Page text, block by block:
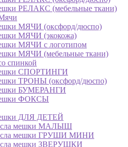
РЕЛАКС (мебельные ткани)
МЯЧИ (оксфорд/дюспо)
МЯЧИ (экокожа)
МЯЧИ с логотипом
МЯЧИ (мебельные ткани)
спинкой
СПОРТИНГИ
ТРОНЫ (оксфорд/дюспо)
БУМЕРАНГИ
ФОКСЫ
ДЛЯ ДЕТЕЙ
мешки МАЛЫШ
мешки ГРУШИ МИНИ
мешки ЗВЕРУШКИ